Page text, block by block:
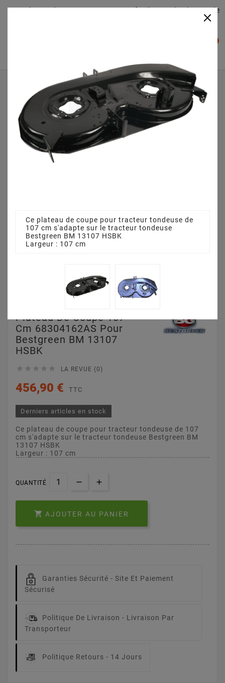
Plateaudecoupe.com : Trouver facilement le plateau de
Accueil
Plateau de coupe
Plateau de coupe 107 cm 68304162AS pour Bestgreen BM
13107 HSBK
Plateau De Coupe 107
Cm 68304162AS Pour
Bestgreen BM 13107
HSBK
     LA REVUE (0)
456,90 € TTC
Derniers articles en stock
Ce plateau de coupe pour tracteur tondeuse de 107
cm s'adapte sur le tracteur tondeuse Bestgreen BM
13107 HSBK
Largeur : 107 cm
QUANTITÉ
 AJOUTER AU PANIER
Garanties Sécurité - Site Et Paiement
Sécurisé
Politique De Livraison - Livraison Par
Transporteur
Politique Retours - 14 Jours
×
Ce plateau de coupe pour tracteur tondeuse de
107 cm s'adapte sur le tracteur tondeuse
Bestgreen BM 13107 HSBK
Largeur : 107 cm